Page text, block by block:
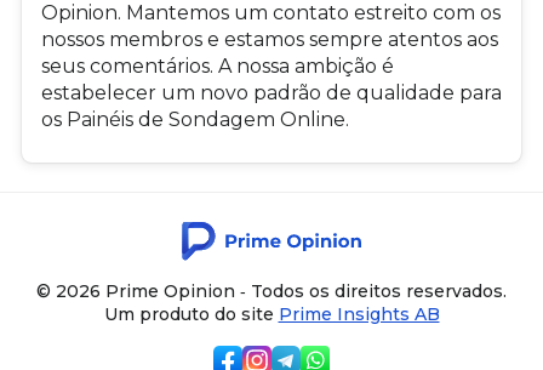
Opinion. Mantemos um contato estreito com os
nossos membros e estamos sempre atentos aos
seus comentários. A nossa ambição é
estabelecer um novo padrão de qualidade para
os Painéis de Sondagem Online.
© 2026 Prime Opinion ‐ Todos os direitos reservados.
Um produto do site Prime Insights AB